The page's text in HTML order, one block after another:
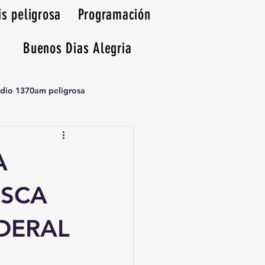
peligrosa
Programación
Buenos Dias Alegria
1370am peligrosa